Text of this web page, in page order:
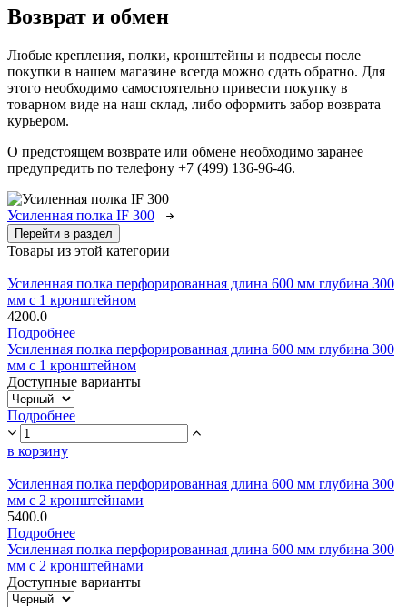
Возврат и обмен
Любые крепления, полки, кронштейны и подвесы после
покупки в нашем магазине всегда можно сдать обратно. Для
этого необходимо самостоятельно привести покупку в
товарном виде на наш склад, либо оформить забор возврата
курьером.
О предстоящем возврате или обмене необходимо заранее
предупредить по телефону +7 (499) 136-96-46.
Усиленная полка IF 300
Перейти в раздел
Товары из этой категории
Усиленная полка перфорированная длина 600 мм глубина 300
мм с 1 кронштейном
4200.0
Подробнее
Усиленная полка перфорированная длина 600 мм глубина 300
мм с 1 кронштейном
Доступные варианты
Подробнее
в корзину
Усиленная полка перфорированная длина 600 мм глубина 300
мм с 2 кронштейнами
5400.0
Подробнее
Усиленная полка перфорированная длина 600 мм глубина 300
мм с 2 кронштейнами
Доступные варианты